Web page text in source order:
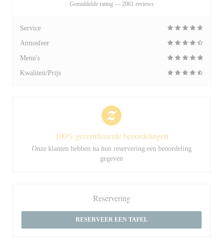
Gemiddelde rating — 2061 reviews
Service
Atmosfeer
Menu's
Kwaliteit/Prijs
100% gecertificeerde beoordelingen
Onze klanten hebben na hun reservering een beoordeling
gegeven
Reservering
RESERVEER EEN TAFEL